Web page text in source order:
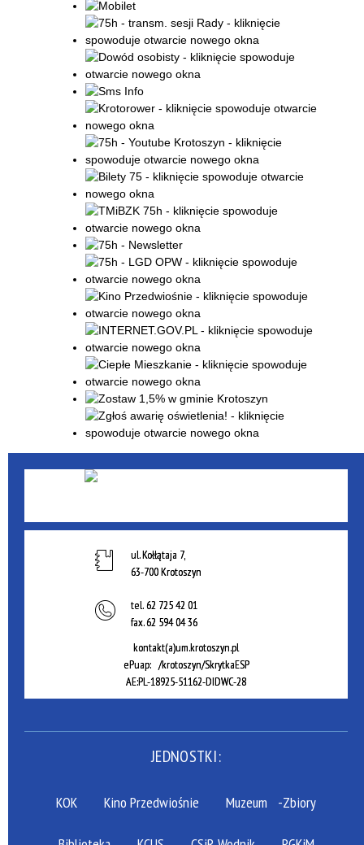
ul. Kołłątaja 7,
63-700 Krotoszyn
tel.62 725 42 01
fax.62 594 04 36
kontakt(a)um.krotoszyn.pl
ePuap: /krotoszyn/SkrytkaESP
AE:PL-18925-51162-DIDWC-28
JEDNOSTKI:
KOK Kino Przedwiośnie Muzeum -Zbiory